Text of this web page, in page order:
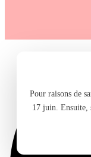
Pour raisons de
17 juin. Ensuite,